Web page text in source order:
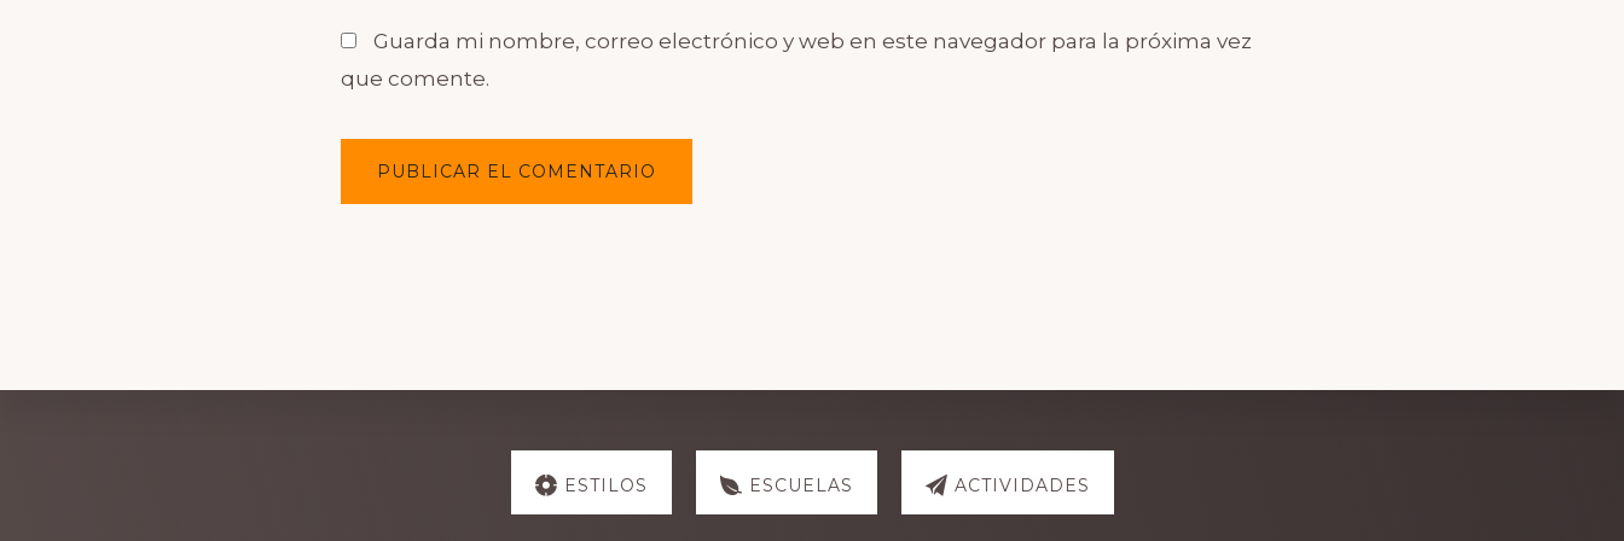
Guarda mi nombre, correo electrónico y web en este navegador para la próxima vez
que comente.
ESTILOS ESCUELAS ACTIVIDADES